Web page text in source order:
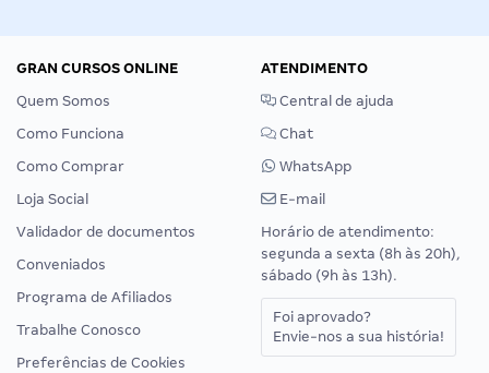
GRAN CURSOS ONLINE
Quem Somos
Como Funciona
Como Comprar
Loja Social
Validador de documentos
Conveniados
Programa de Afiliados
Trabalhe Conosco
Preferências de Cookies
ATENDIMENTO
Central de ajuda
Chat
WhatsApp
E-mail
Horário de atendimento:
segunda a sexta (8h às 20h),
sábado (9h às 13h).
Foi aprovado?
Envie-nos a sua história!